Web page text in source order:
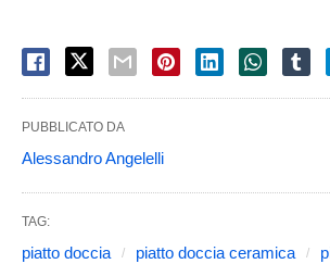
PUBBLICATO DA
Alessandro Angelelli
TAG:
piatto doccia piatto doccia ceramica